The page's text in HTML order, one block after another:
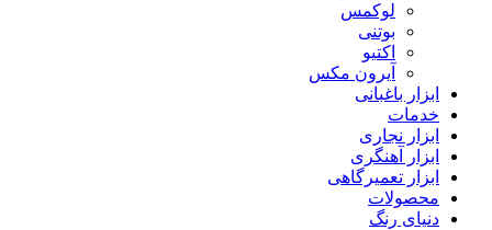
لوکمس
بوتنی
اکتیو
آیرون مکس
ابزار باغبانی
خدمات
ابزار نجاری
ابزار آهنگری
ابزار تعمیرگاهی
محصولات
دنیای رنگ